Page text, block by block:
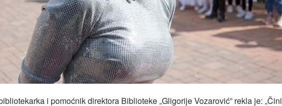
i pomoćnik direktora Biblioteke „Gligorije Vozarović” rekla je: „Čini